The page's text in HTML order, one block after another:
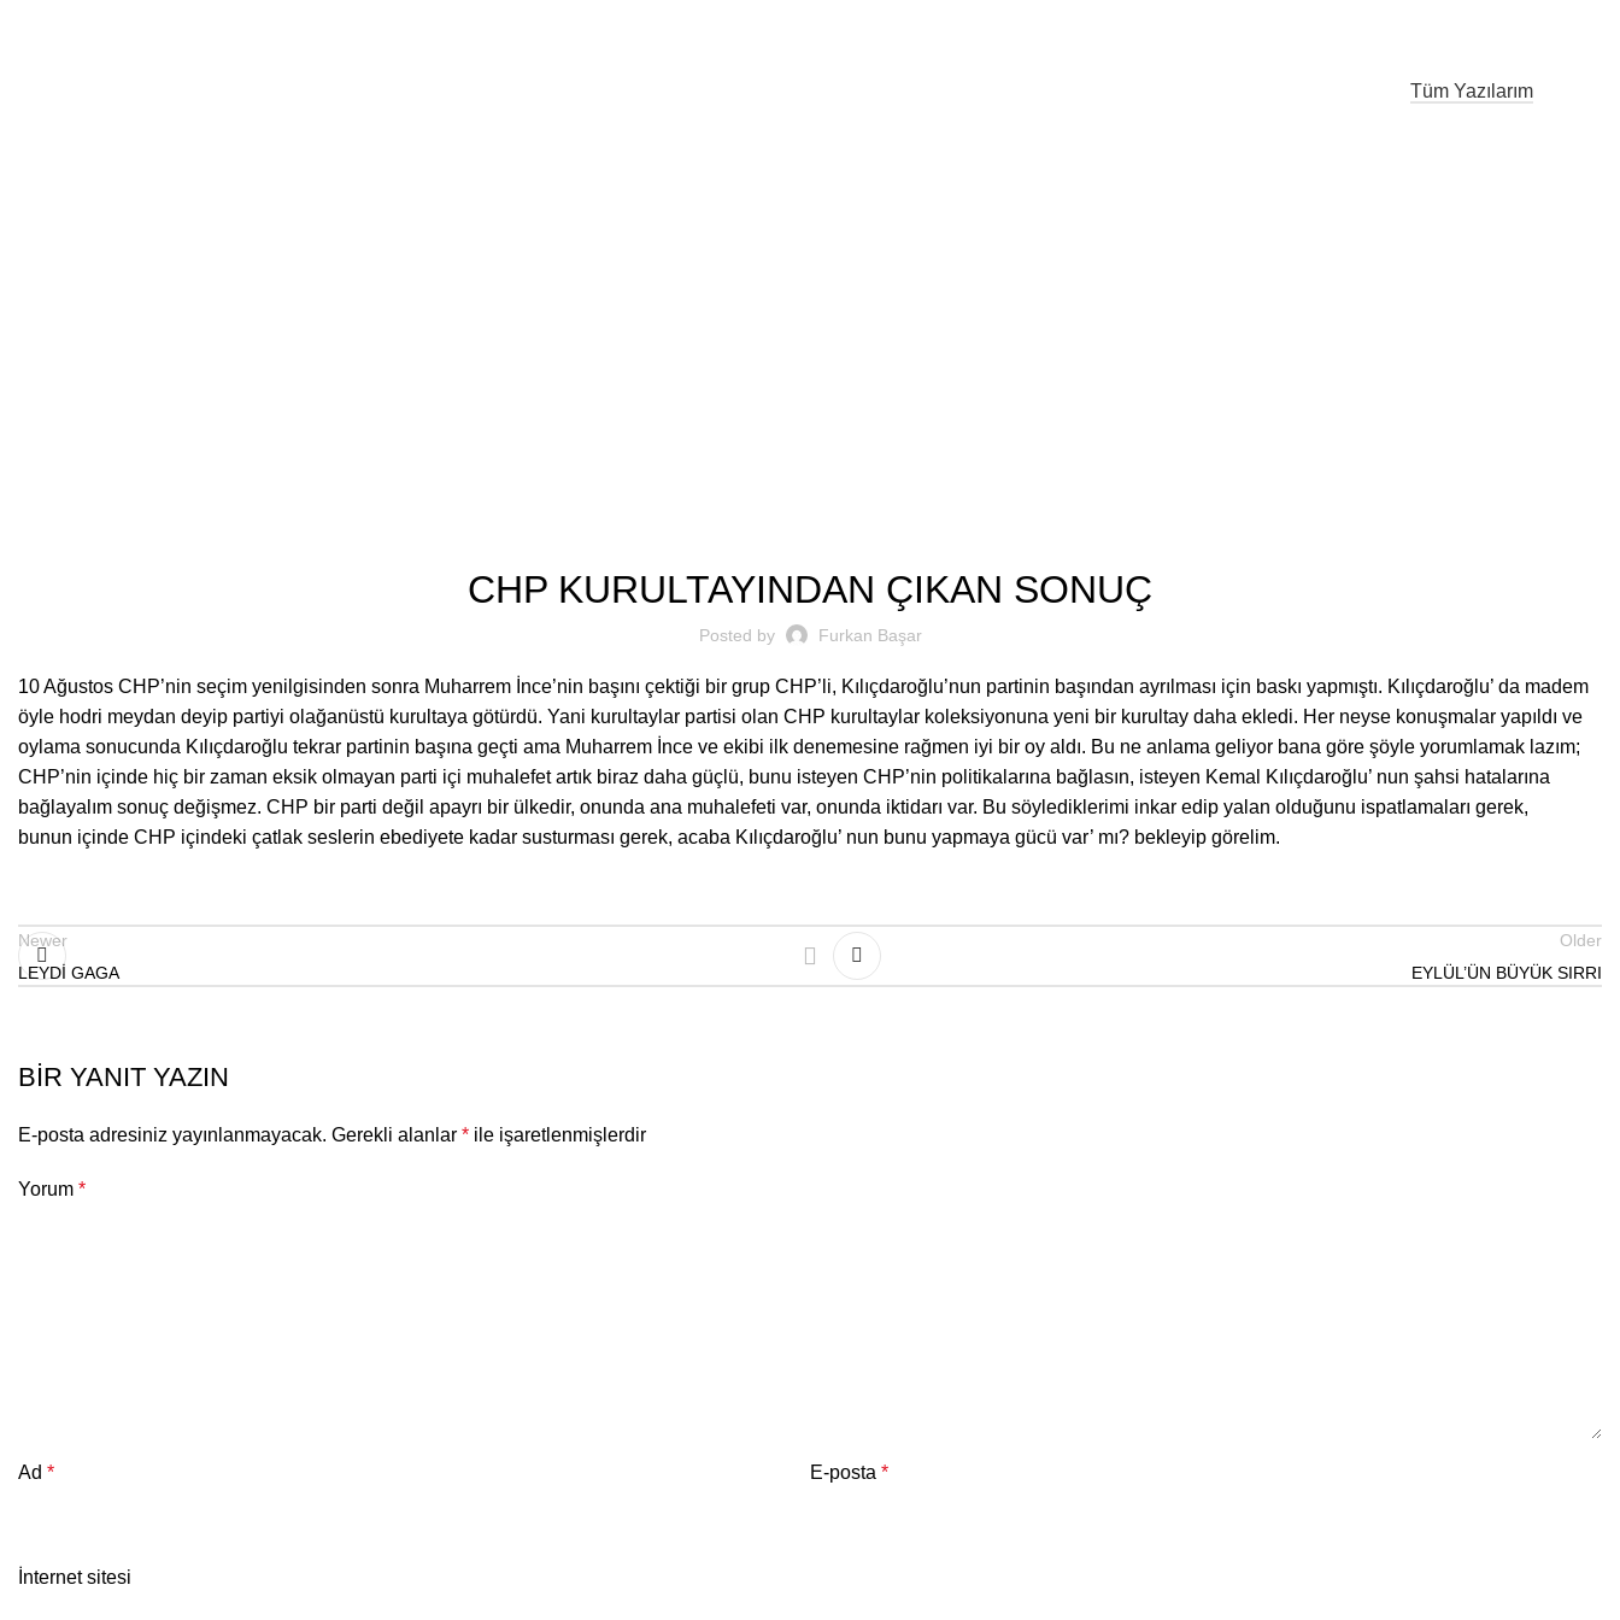
Tüm Yazılarım
CHP KURULTAYINDAN ÇIKAN SONUÇ
Posted by Furkan Başar
10 Ağustos CHP’nin seçim yenilgisinden sonra Muharrem İnce’nin başını çektiği bir grup CHP’li, Kılıçdaroğlu’nun partinin başından ayrılması için baskı yapmıştı. Kılıçdaroğlu’ da madem
öyle hodri meydan deyip partiyi olağanüstü kurultaya götürdü. Yani kurultaylar partisi olan CHP kurultaylar koleksiyonuna yeni bir kurultay daha ekledi. Her neyse konuşmalar yapıldı ve
oylama sonucunda Kılıçdaroğlu tekrar partinin başına geçti ama Muharrem İnce ve ekibi ilk denemesine rağmen iyi bir oy aldı. Bu ne anlama geliyor bana göre şöyle yorumlamak lazım;
CHP’nin içinde hiç bir zaman eksik olmayan parti içi muhalefet artık biraz daha güçlü, bunu isteyen CHP’nin politikalarına bağlasın, isteyen Kemal Kılıçdaroğlu’ nun şahsi hatalarına
bağlayalım sonuç değişmez. CHP bir parti değil apayrı bir ülkedir, onunda ana muhalefeti var, onunda iktidarı var. Bu söylediklerimi inkar edip yalan olduğunu ispatlamaları gerek,
bunun içinde CHP içindeki çatlak seslerin ebediyete kadar susturması gerek, acaba Kılıçdaroğlu’ nun bunu yapmaya gücü var’ mı? bekleyip görelim.
Newer
LEYDİ GAGA
Older
EYLÜL’ÜN BÜYÜK SIRRI
BIR YANIT YAZIN
E-posta adresiniz yayınlanmayacak. Gerekli alanlar * ile işaretlenmişlerdir
Yorum *
Ad * E-posta *
İnternet sitesi